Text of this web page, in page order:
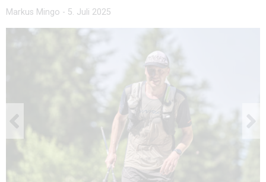
Markus Mingo - 5. Juli 2025